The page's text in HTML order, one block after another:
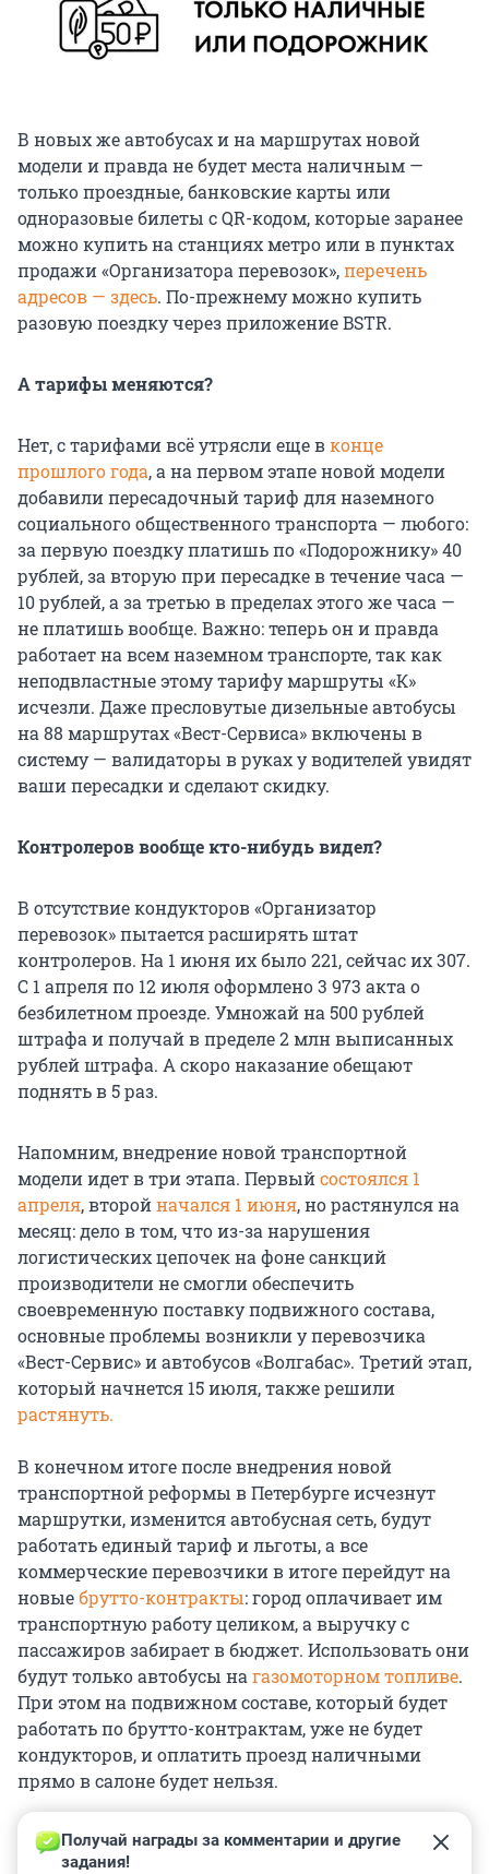
В новых же автобусах и на маршрутах новой
модели и правда не будет места наличным —
только проездные, банковские карты или
одноразовые билеты с QR-кодом, которые заранее
можно купить на станциях метро или в пунктах
продажи «Организатора перевозок»,перечень
адресов — здесь. По-прежнему можно купить
разовую поездку через приложение BSTR.
А тарифы меняются?
Нет, с тарифами всё утрясли еще вконце
прошлого года, а на первом этапе новой модели
добавили пересадочный тариф для наземного
социального общественного транспорта — любого:
за первую поездку платишь по «Подорожнику» 40
рублей, за вторую при пересадке в течение часа —
10 рублей, а за третью в пределах этого же часа —
не платишь вообще. Важно: теперь он и правда
работает на всем наземном транспорте, так как
неподвластные этому тарифу маршруты «К»
исчезли. Даже пресловутые дизельные автобусы
на 88 маршрутах «Вест-Сервиса» включены в
систему — валидаторы в руках у водителей увидят
ваши пересадки и сделают скидку.
Контролеров вообще кто-нибудь видел?
В отсутствие кондукторов «Организатор
перевозок» пытается расширять штат
контролеров. На 1 июня их было 221, сейчас их 307.
С 1 апреля по 12 июля оформлено 3 973 акта о
безбилетном проезде. Умножай на 500 рублей
штрафа и получай в пределе 2 млн выписанных
рублей штрафа. А скоро наказание обещают
поднять в 5 раз.
Напомним, внедрение новой транспортной
модели идет в три этапа. Первыйсостоялся 1
апреля, второйначался 1 июня, но растянулся на
месяц: дело в том, что из-за нарушения
логистических цепочек на фоне санкций
производители не смогли обеспечить
своевременную поставку подвижного состава,
основные проблемы возникли у перевозчика
«Вест-Сервис» и автобусов «Волгабас». Третий этап,
который начнется 15 июля, также решили
растянуть.
В конечном итоге после внедрения новой
транспортной реформы в Петербурге исчезнут
маршрутки, изменится автобусная сеть, будут
работать единый тариф и льготы, а все
коммерческие перевозчики в итоге перейдут на
новыебрутто-контракты: город оплачивает им
транспортную работу целиком, а выручку с
пассажиров забирает в бюджет. Использовать они
будут только автобусы на газомоторном топливе.
При этом на подвижном составе, который будет
работать по брутто-контрактам, уже не будет
кондукторов, и оплатить проезд наличными
прямо в салоне будет нельзя.
Получай награды за комментарии и другие
задания!